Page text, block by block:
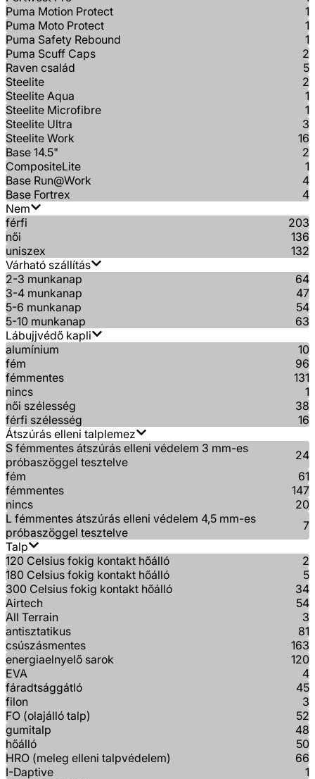
Puma Motion Protect
1
Puma Moto Protect
1
Puma Safety Rebound
1
Puma Scuff Caps
2
Raven család
5
Steelite
2
Steelite Aqua
1
Steelite Microfibre
1
Steelite Ultra
3
Steelite Work
16
Base 14.5"
2
CompositeLite
1
Base Run@Work
4
Base Fortrex
4
Nem
férfi
203
női
136
uniszex
132
Várható szállítás
2-3 munkanap
64
3-4 munkanap
47
5-6 munkanap
54
5-10 munkanap
63
Lábujjvédő kapli
alumínium
10
fém
96
fémmentes
131
nincs
1
női szélesség
38
férfi szélesség
16
Átszúrás elleni talplemez
S fémmentes átszúrás elleni védelem 3 mm-es
próbaszöggel tesztelve
24
fém
61
fémmentes
147
nincs
20
L fémmentes átszúrás elleni védelem 4,5 mm-es
próbaszöggel tesztelve
7
Talp
120 Celsius fokig kontakt hőálló
2
180 Celsius fokig kontakt hőálló
5
300 Celsius fokig kontakt hőálló
34
Airtech
54
All Terrain
3
antisztatikus
81
csúszásmentes
163
energiaelnyelő sarok
120
EVA
4
fáradtsággátló
45
filon
3
FO (olajálló talp)
52
gumitalp
48
hőálló
50
HRO (meleg elleni talpvédelem)
66
I-Daptive
1